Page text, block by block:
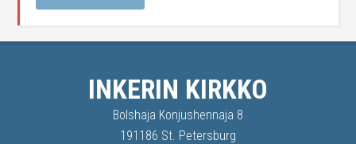
INKERIN KIRKKO
Bolshaja Konjushennaja 8
191186 St. Petersburg